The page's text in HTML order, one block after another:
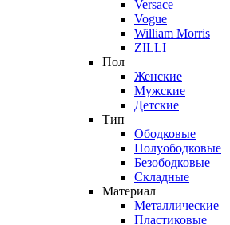
Versace
Vogue
William Morris
ZILLI
Пол
Женские
Мужские
Детские
Тип
Ободковые
Полуободковые
Безободковые
Складные
Материал
Металлические
Пластиковые